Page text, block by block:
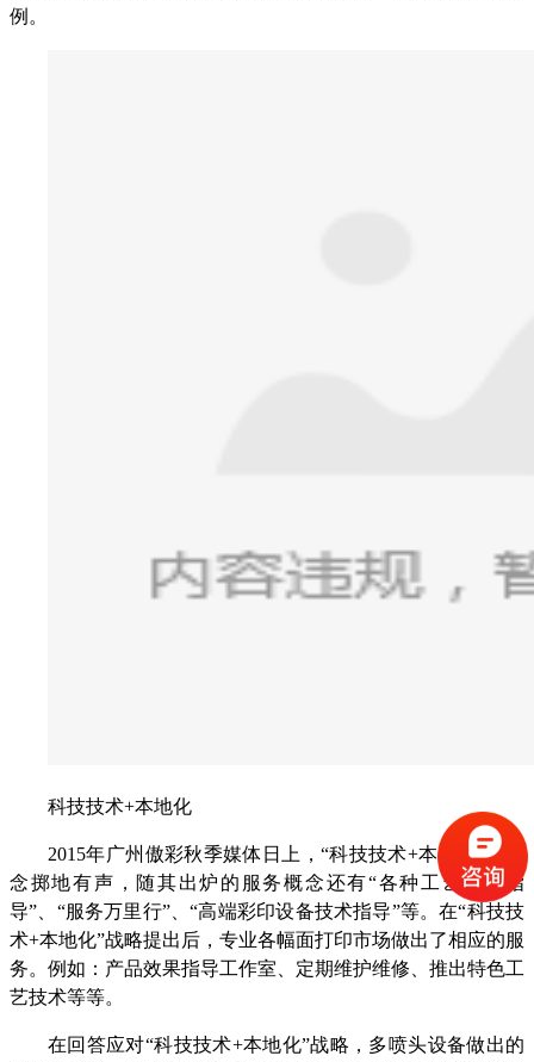
例。
科技技术+本地化
2015年广州傲彩秋季媒体日上，“科技技术+本地化”的概
念掷地有声，随其出炉的服务概念还有“各种工艺技术指
导”、“服务万里行”、“高端彩印设备技术指导”等。在“科技技
术+本地化”战略提出后，专业各幅面打印市场做出了相应的服
务。例如：产品效果指导工作室、定期维护维修、推出特色工
艺技术等等。
在回答应对“科技技术+本地化”战略，多喷头设备做出的